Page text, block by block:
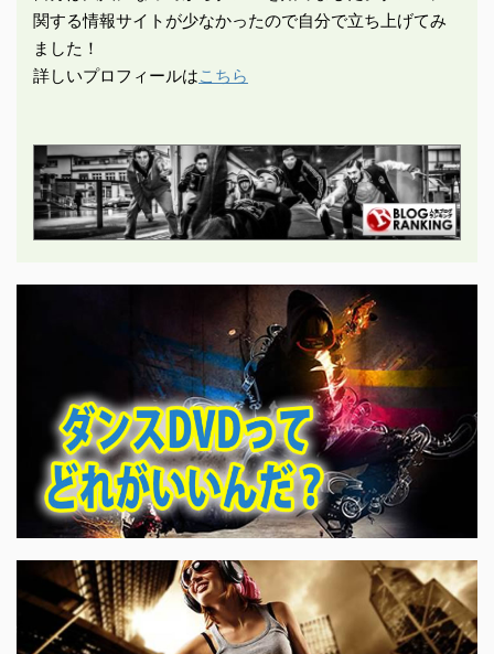
関する情報サイトが少なかったので自分で立ち上げてみ
ました！
詳しいプロフィールはこちら